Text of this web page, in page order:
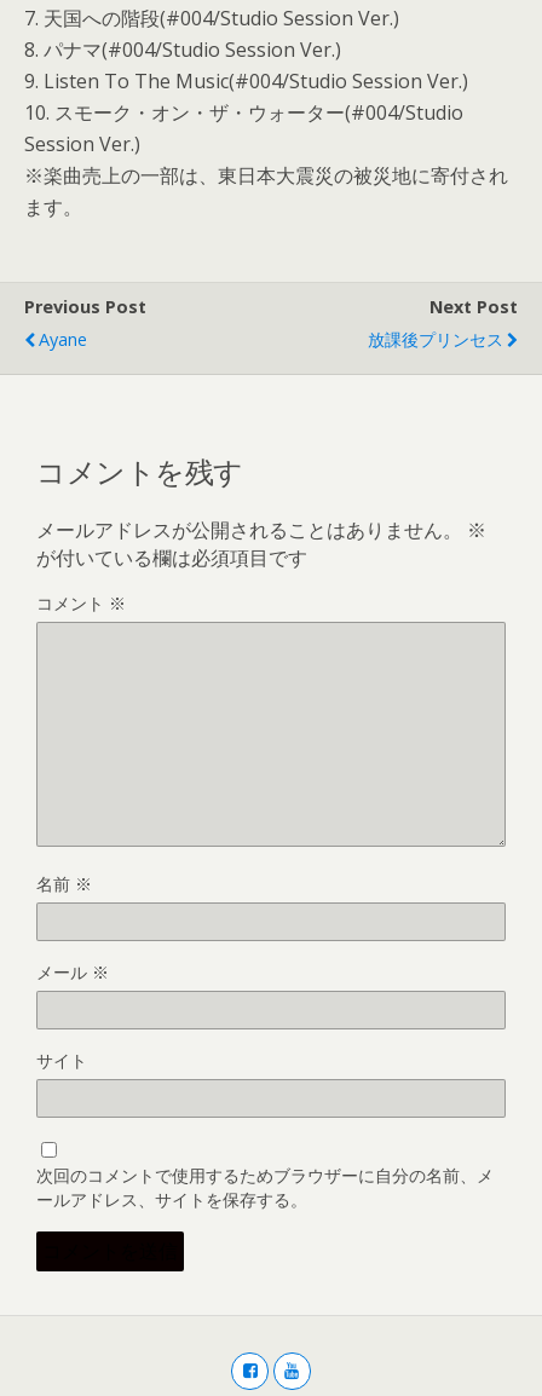
7. 天国への階段(#004/Studio Session Ver.)
8. パナマ(#004/Studio Session Ver.)
9. Listen To The Music(#004/Studio Session Ver.)
10. スモーク・オン・ザ・ウォーター(#004/Studio
Session Ver.)
※楽曲売上の一部は、東日本大震災の被災地に寄付され
ます。
Previous Post
Ayane
Next Post
放課後プリンセス
コメントを残す
メールアドレスが公開されることはありません。
※
が付いている欄は必須項目です
コメント ※
名前 ※
メール ※
サイト
次回のコメントで使用するためブラウザーに自分の名前、メ
ールアドレス、サイトを保存する。